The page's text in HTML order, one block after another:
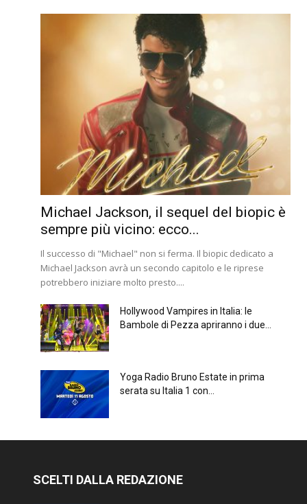
Michael Jackson, il sequel del biopic è
sempre più vicino: ecco...
Il successo di "Michael" non si ferma. Il biopic dedicato a
Michael Jackson avrà un secondo capitolo e le riprese
potrebbero iniziare molto presto....
Hollywood Vampires in Italia: le
Bambole di Pezza apriranno i due...
Yoga Radio Bruno Estate in prima
serata su Italia 1 con...
SCELTI DALLA REDAZIONE